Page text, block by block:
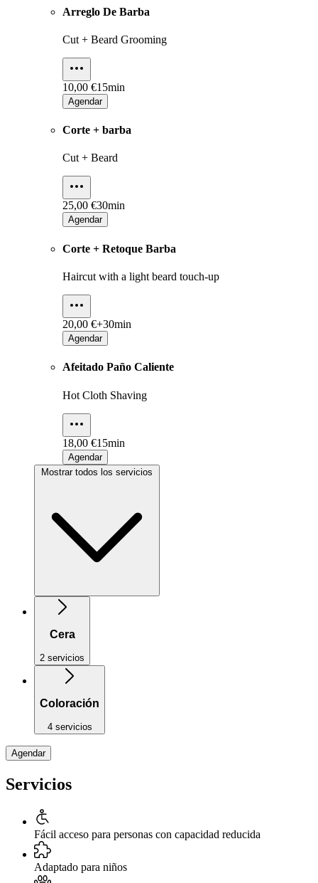
Arreglo De Barba
Cut + Beard Grooming
10,00 €15min
Agendar
Corte + barba
Cut + Beard
25,00 €30min
Agendar
Corte + Retoque Barba
Haircut with a light beard touch-up
20,00 €+30min
Agendar
Afeitado Paño Caliente
Hot Cloth Shaving
18,00 €15min
Agendar
Cera
2 servicios
Coloración
4 servicios
Agendar
Servicios
Fácil acceso para personas con capacidad reducida
Adaptado para niños